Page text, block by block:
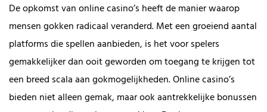
De opkomst van online casino’s heeft de manier waarop
mensen gokken radicaal veranderd. Met een groeiend aantal
platforms die spellen aanbieden, is het voor spelers
gemakkelijker dan ooit geworden om toegang te krijgen tot
een breed scala aan gokmogelijkheden. Online casino’s
bieden niet alleen gemak, maar ook aantrekkelijke bonussen